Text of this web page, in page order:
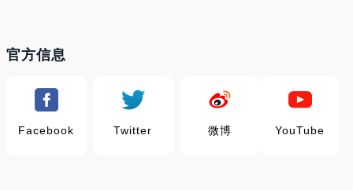
官方信息
Facebook Twitter 微博 YouTube